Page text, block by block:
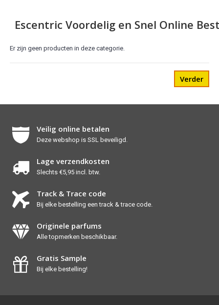
Escentric Voordelig en Snel Online
Er zijn geen producten in deze categorie.
Verder
Veilig online betalen
Deze webshop is SSL beveiligd.
Lage verzendkosten
Slechts €5,95 incl. btw.
Track & Trace code
Bij elke bestelling een track & trace code.
Originele parfums
Alle topmerken beschikbaar.
Gratis Sample
Bij elke bestelling!